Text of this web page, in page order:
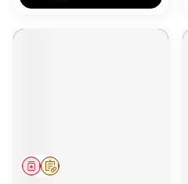
Op voorschrift
Geneesmiddel